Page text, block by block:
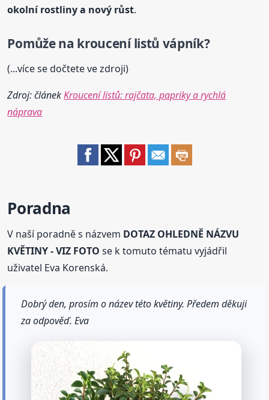
okolní rostliny a nový růst.
Pomůže na kroucení listů vápník?
(...více se dočtete ve zdroji)
Zdroj: článekKroucení listů: rajčata, papriky a rychlá
náprava
Poradna
V naší poradně s názvem DOTAZ OHLEDNĚ NÁZVU
KVĚTINY - VIZ FOTO se k tomuto tématu vyjádřil
uživatel Eva Korenská.
Dobrý den, prosím o název této květiny. Předem děkuji
za odpověď. Eva